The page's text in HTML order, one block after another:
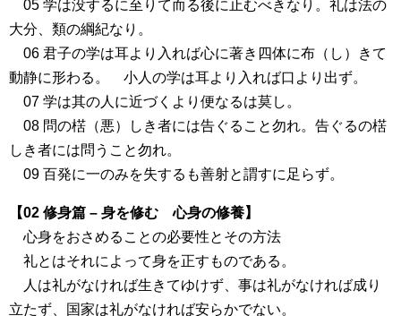
05 学は没するに至りて而る後に止むべきなり。礼は法の
大分、類の綱紀なり。
06 君子の学は耳より入れば心に著き四体に布（し）きて
動静に形わる。 小人の学は耳より入れば口より出ず。
07 学は其の人に近づくより便なるは莫し。
08 問の楛（悪）しき者には告ぐること勿れ。告ぐるの楛
しき者には問うこと勿れ。
09 百発に一のみを失するも善射と謂すに足らず。
【02 修身篇 – 身を修む 心身の修養】
心身をおさめることの必要性とその方法
礼とはそれによって身を正すものである。
人は礼がなければ生きてゆけず、事は礼がなければ成り
立たず、国家は礼がなければ安らかでない。